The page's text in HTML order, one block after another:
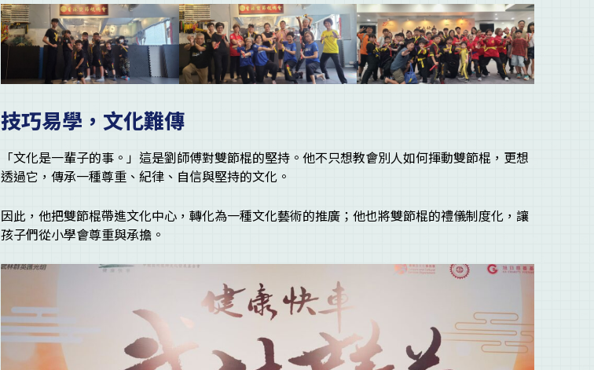
技巧易學，文化難傳
「文化是一輩子的事。」這是劉師傅對雙節棍的堅持。他不只想教會別人如何揮動雙節棍，更想
透過它，傳承一種尊重、紀律、自信與堅持的文化。
因此，他把雙節棍帶進文化中心，轉化為一種文化藝術的推廣；他也將雙節棍的禮儀制度化，讓
孩子們從小學會尊重與承擔。